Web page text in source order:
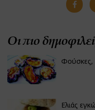
Οι πιο
Φούσκες,
Ελιάς